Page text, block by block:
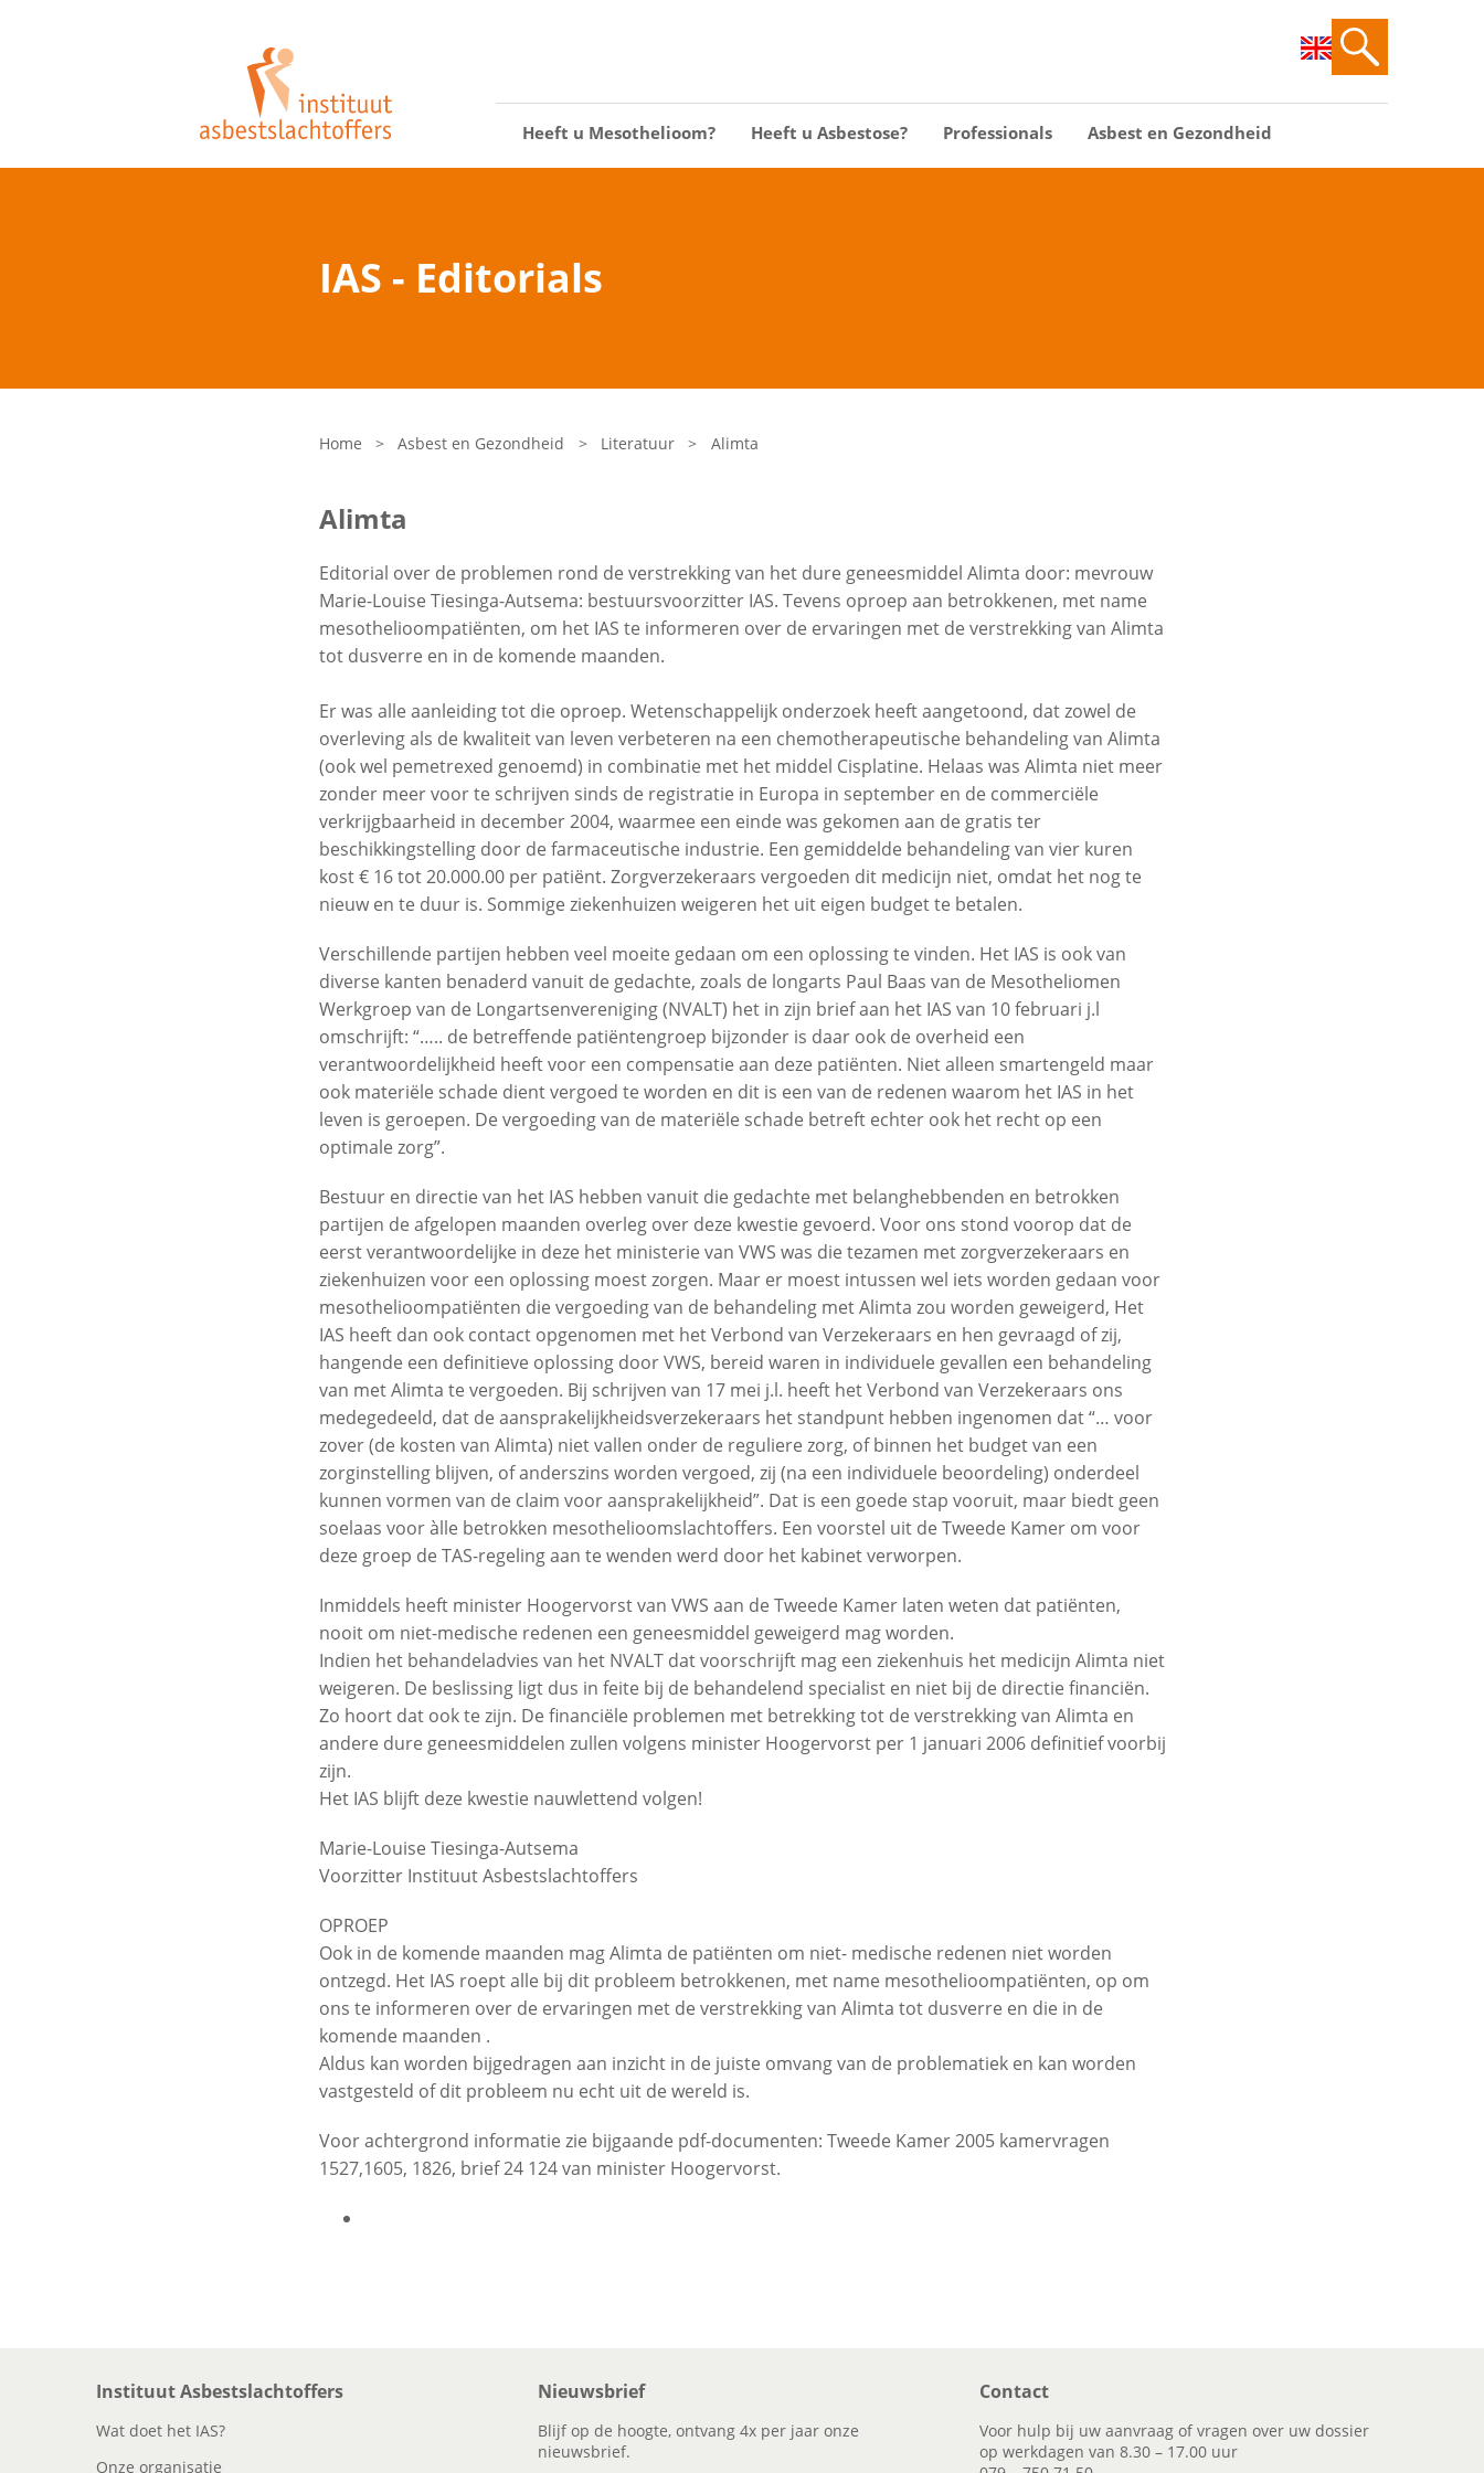
Heeft u Mesothelioom? Heeft u Asbestose? Professionals Asbest en Gezondheid
IAS - Editorials
Home > Asbest en Gezondheid > Literatuur > Alimta
Alimta
Editorial over de problemen rond de verstrekking van het dure geneesmiddel Alimta door: mevrouw
Marie-Louise Tiesinga-Autsema: bestuursvoorzitter IAS. Tevens oproep aan betrokkenen, met name
mesothelioompatiënten, om het IAS te informeren over de ervaringen met de verstrekking van Alimta
tot dusverre en in de komende maanden.
Er was alle aanleiding tot die oproep. Wetenschappelijk onderzoek heeft aangetoond, dat zowel de
overleving als de kwaliteit van leven verbeteren na een chemotherapeutische behandeling van Alimta
(ook wel pemetrexed genoemd) in combinatie met het middel Cisplatine. Helaas was Alimta niet meer
zonder meer voor te schrijven sinds de registratie in Europa in september en de commerciële
verkrijgbaarheid in december 2004, waarmee een einde was gekomen aan de gratis ter
beschikkingstelling door de farmaceutische industrie. Een gemiddelde behandeling van vier kuren
kost € 16 tot 20.000.00 per patiënt. Zorgverzekeraars vergoeden dit medicijn niet, omdat het nog te
nieuw en te duur is. Sommige ziekenhuizen weigeren het uit eigen budget te betalen.
Verschillende partijen hebben veel moeite gedaan om een oplossing te vinden. Het IAS is ook van
diverse kanten benaderd vanuit de gedachte, zoals de longarts Paul Baas van de Mesotheliomen
Werkgroep van de Longartsenvereniging (NVALT) het in zijn brief aan het IAS van 10 februari j.l
omschrijft: “….. de betreffende patiëntengroep bijzonder is daar ook de overheid een
verantwoordelijkheid heeft voor een compensatie aan deze patiënten. Niet alleen smartengeld maar
ook materiële schade dient vergoed te worden en dit is een van de redenen waarom het IAS in het
leven is geroepen. De vergoeding van de materiële schade betreft echter ook het recht op een
optimale zorg”.
Bestuur en directie van het IAS hebben vanuit die gedachte met belanghebbenden en betrokken
partijen de afgelopen maanden overleg over deze kwestie gevoerd. Voor ons stond voorop dat de
eerst verantwoordelijke in deze het ministerie van VWS was die tezamen met zorgverzekeraars en
ziekenhuizen voor een oplossing moest zorgen. Maar er moest intussen wel iets worden gedaan voor
mesothelioompatiënten die vergoeding van de behandeling met Alimta zou worden geweigerd, Het
IAS heeft dan ook contact opgenomen met het Verbond van Verzekeraars en hen gevraagd of zij,
hangende een definitieve oplossing door VWS, bereid waren in individuele gevallen een behandeling
van met Alimta te vergoeden. Bij schrijven van 17 mei j.l. heeft het Verbond van Verzekeraars ons
medegedeeld, dat de aansprakelijkheidsverzekeraars het standpunt hebben ingenomen dat “… voor
zover (de kosten van Alimta) niet vallen onder de reguliere zorg, of binnen het budget van een
zorginstelling blijven, of anderszins worden vergoed, zij (na een individuele beoordeling) onderdeel
kunnen vormen van de claim voor aansprakelijkheid”. Dat is een goede stap vooruit, maar biedt geen
soelaas voor àlle betrokken mesothelioomslachtoffers. Een voorstel uit de Tweede Kamer om voor
deze groep de TAS-regeling aan te wenden werd door het kabinet verworpen.
Inmiddels heeft minister Hoogervorst van VWS aan de Tweede Kamer laten weten dat patiënten,
nooit om niet-medische redenen een geneesmiddel geweigerd mag worden.
Indien het behandeladvies van het NVALT dat voorschrijft mag een ziekenhuis het medicijn Alimta niet
weigeren. De beslissing ligt dus in feite bij de behandelend specialist en niet bij de directie financiën.
Zo hoort dat ook te zijn. De financiële problemen met betrekking tot de verstrekking van Alimta en
andere dure geneesmiddelen zullen volgens minister Hoogervorst per 1 januari 2006 definitief voorbij
zijn.
Het IAS blijft deze kwestie nauwlettend volgen!
Marie-Louise Tiesinga-Autsema
Voorzitter Instituut Asbestslachtoffers
OPROEP
Ook in de komende maanden mag Alimta de patiënten om niet- medische redenen niet worden
ontzegd. Het IAS roept alle bij dit probleem betrokkenen, met name mesothelioompatiënten, op om
ons te informeren over de ervaringen met de verstrekking van Alimta tot dusverre en die in de
komende maanden .
Aldus kan worden bijgedragen aan inzicht in de juiste omvang van de problematiek en kan worden
vastgesteld of dit probleem nu echt uit de wereld is.
Voor achtergrond informatie zie bijgaande pdf-documenten: Tweede Kamer 2005 kamervragen
1527,1605, 1826, brief 24 124 van minister Hoogervorst.
Instituut Asbestslachtoffers
Wat doet het IAS?
Onze organisatie
Nieuwsbrief
Blijf op de hoogte, ontvang 4x per jaar onze
nieuwsbrief.
Contact
Voor hulp bij uw aanvraag of vragen over uw dossier
op werkdagen van 8.30 – 17.00 uur